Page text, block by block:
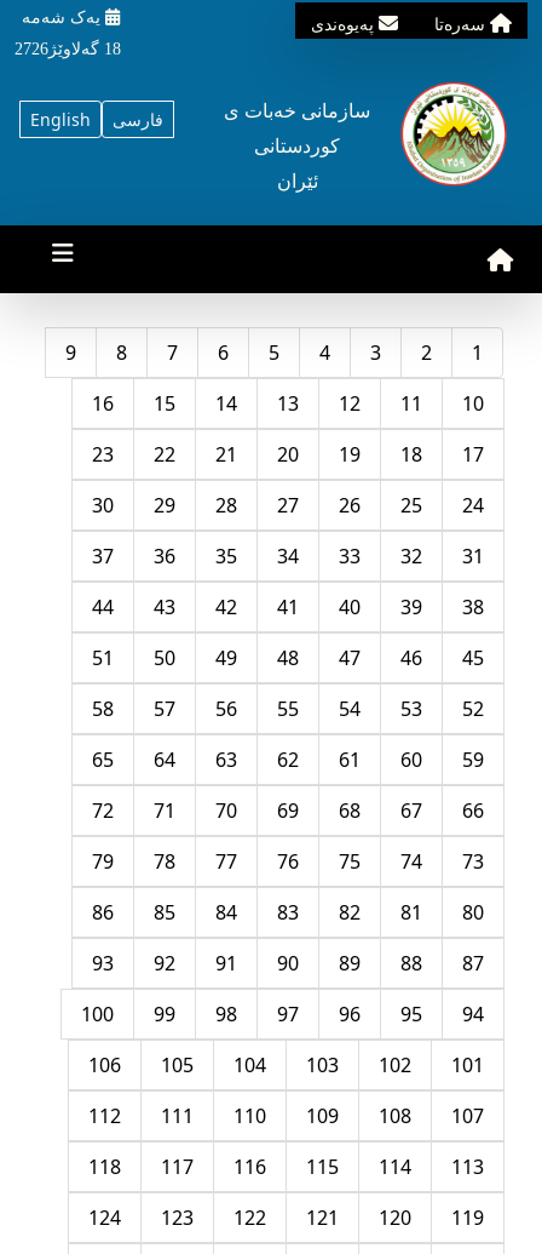
سه‌ره‌تا په‌یوه‌ندی
یه‌ک شه‌مه‌
18 گه‌لاوێژ2726
English فارسی
سازمانی خه‌بات ی
کوردستانی
ئێران
1
2
3
4
5
6
7
8
9
10
11
12
13
14
15
16
17
18
19
20
21
22
23
24
25
26
27
28
29
30
31
32
33
34
35
36
37
38
39
40
41
42
43
44
45
46
47
48
49
50
51
52
53
54
55
56
57
58
59
60
61
62
63
64
65
66
67
68
69
70
71
72
73
74
75
76
77
78
79
80
81
82
83
84
85
86
87
88
89
90
91
92
93
94
95
96
97
98
99
100
101
102
103
104
105
106
107
108
109
110
111
112
113
114
115
116
117
118
119
120
121
122
123
124